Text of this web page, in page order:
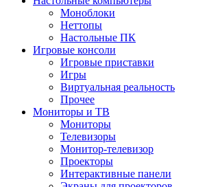
Моноблоки
Неттопы
Настольные ПК
Игровые консоли
Игровые приставки
Игры
Виртуальная реальность
Прочее
Мониторы и ТВ
Мониторы
Телевизоры
Монитор-телевизор
Проекторы
Интерактивные панели